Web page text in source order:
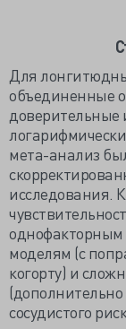
Для
объединенные
доверительные
мета-анализ
исследования.
моделям (с
когорту) и
сосудистого